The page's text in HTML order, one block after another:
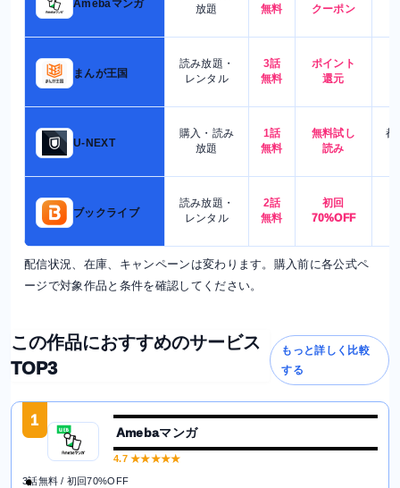
Amebaマンガ
放題
無料
クーポン
まんが王国
読み放題・
レンタル
3話
無料
ポイント
還元
U-NEXT
購入・読み
放題
1話
無料
無料試し
読み
都
ブックライブ
読み放題・
レンタル
2話
無料
初回
70%OFF
配信状況、在庫、キャンペーンは変わります。購入前に各公式ペ
ージで対象作品と条件を確認してください。
この作品におすすめのサービス
TOP3
もっと詳しく比較
する
1
Amebaマンガ
4.7★★★★★
3話無料 / 初回70%OFF